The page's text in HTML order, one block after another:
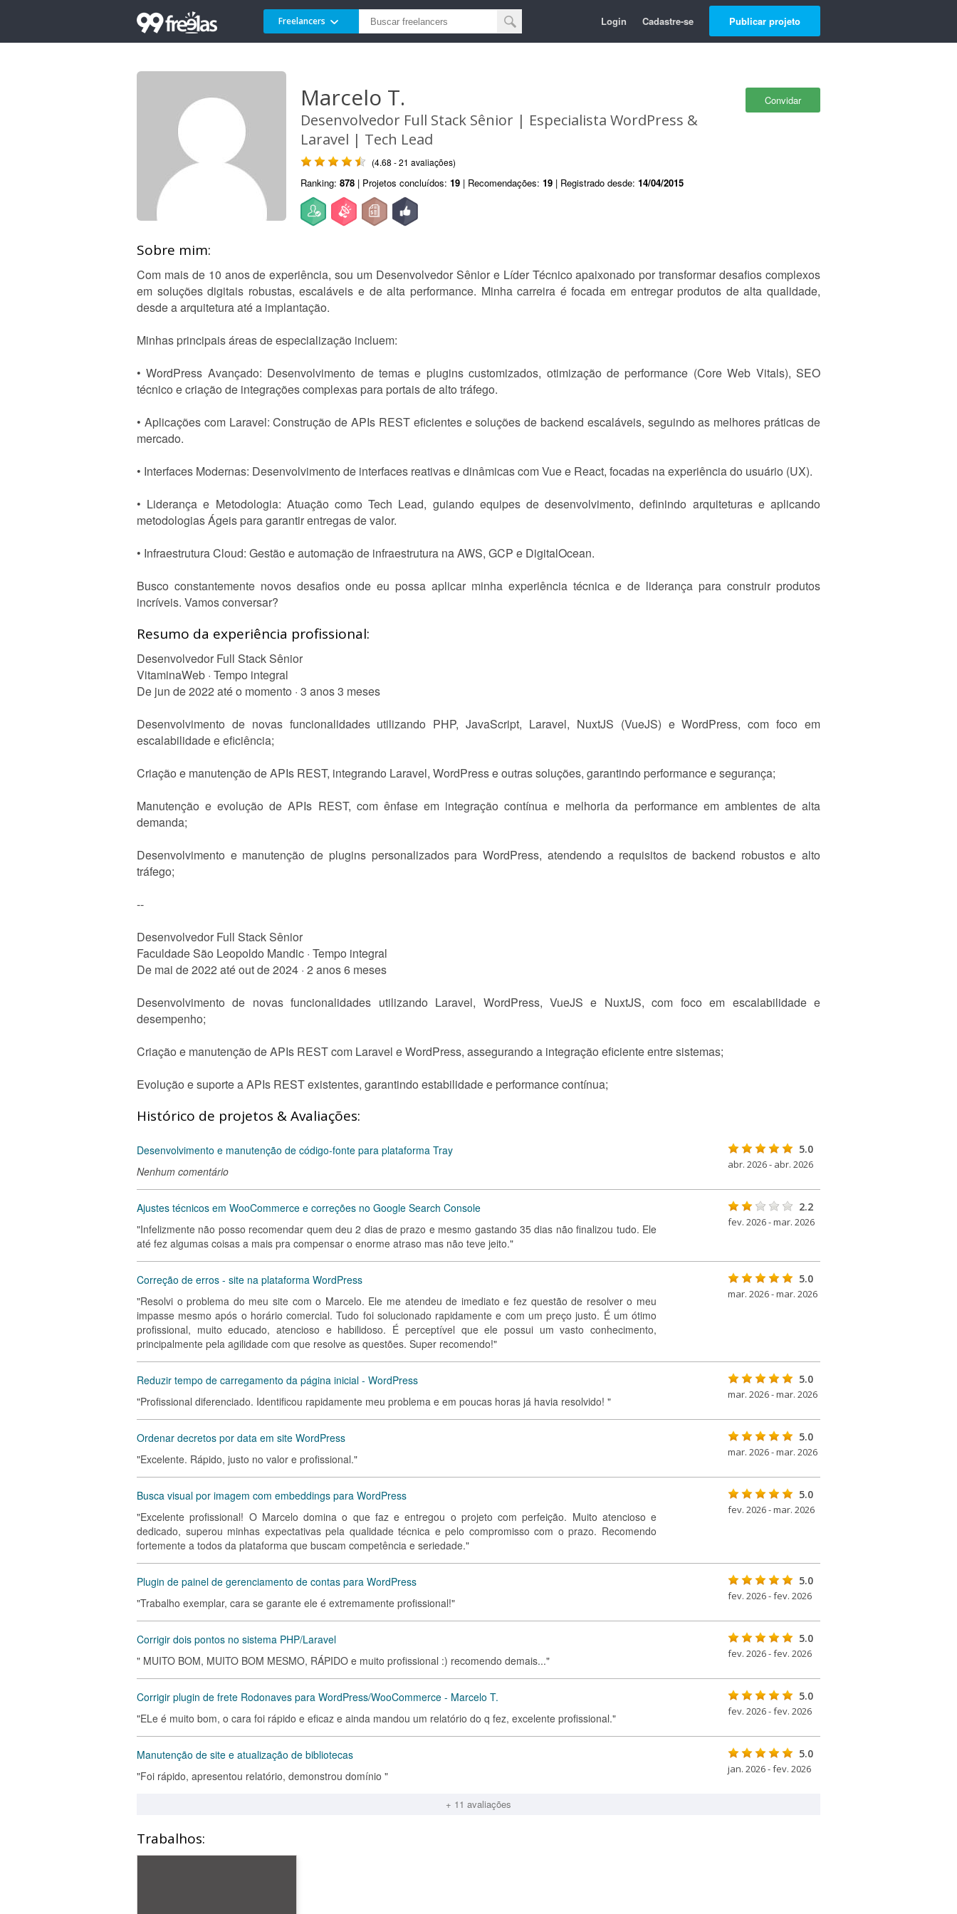
Freelancers Login Cadastre-se Publicar projeto
Convidar
Marcelo T.
Desenvolvedor Full Stack Sênior | Especialista WordPress &
Laravel | Tech Lead
(4.68 - 21 avaliações)
Ranking: 878 | Projetos concluídos: 19 | Recomendações: 19 | Registrado desde: 14/04/2015
Sobre mim:
Com mais de 10 anos de experiência, sou um Desenvolvedor Sênior e Líder Técnico apaixonado por transformar desafios complexos
em soluções digitais robustas, escaláveis e de alta performance. Minha carreira é focada em entregar produtos de alta qualidade,
desde a arquitetura até a implantação.
Minhas principais áreas de especialização incluem:
• WordPress Avançado: Desenvolvimento de temas e plugins customizados, otimização de performance (Core Web Vitals), SEO
técnico e criação de integrações complexas para portais de alto tráfego.
• Aplicações com Laravel: Construção de APIs REST eficientes e soluções de backend escaláveis, seguindo as melhores práticas de
mercado.
• Interfaces Modernas: Desenvolvimento de interfaces reativas e dinâmicas com Vue e React, focadas na experiência do usuário (UX).
• Liderança e Metodologia: Atuação como Tech Lead, guiando equipes de desenvolvimento, definindo arquiteturas e aplicando
metodologias Ágeis para garantir entregas de valor.
• Infraestrutura Cloud: Gestão e automação de infraestrutura na AWS, GCP e DigitalOcean.
Busco constantemente novos desafios onde eu possa aplicar minha experiência técnica e de liderança para construir produtos
incríveis. Vamos conversar?
Resumo da experiência profissional:
Desenvolvedor Full Stack Sênior
VitaminaWeb · Tempo integral
De jun de 2022 até o momento · 3 anos 3 meses
Desenvolvimento de novas funcionalidades utilizando PHP, JavaScript, Laravel, NuxtJS (VueJS) e WordPress, com foco em
escalabilidade e eficiência;
Criação e manutenção de APIs REST, integrando Laravel, WordPress e outras soluções, garantindo performance e segurança;
Manutenção e evolução de APIs REST, com ênfase em integração contínua e melhoria da performance em ambientes de alta
demanda;
Desenvolvimento e manutenção de plugins personalizados para WordPress, atendendo a requisitos de backend robustos e alto
tráfego;
--
Desenvolvedor Full Stack Sênior
Faculdade São Leopoldo Mandic · Tempo integral
De mai de 2022 até out de 2024 · 2 anos 6 meses
Desenvolvimento de novas funcionalidades utilizando Laravel, WordPress, VueJS e NuxtJS, com foco em escalabilidade e
desempenho;
Criação e manutenção de APIs REST com Laravel e WordPress, assegurando a integração eficiente entre sistemas;
Evolução e suporte a APIs REST existentes, garantindo estabilidade e performance contínua;
Histórico de projetos & Avaliações:
Desenvolvimento e manutenção de código-fonte para plataforma Tray
Nenhum comentário
5.0
abr. 2026 - abr. 2026
Ajustes técnicos em WooCommerce e correções no Google Search Console
"Infelizmente não posso recomendar quem deu 2 dias de prazo e mesmo gastando 35 dias não finalizou tudo. Ele
até fez algumas coisas a mais pra compensar o enorme atraso mas não teve jeito."
2.2
fev. 2026 - mar. 2026
Correção de erros - site na plataforma WordPress
"Resolvi o problema do meu site com o Marcelo. Ele me atendeu de imediato e fez questão de resolver o meu
impasse mesmo após o horário comercial. Tudo foi solucionado rapidamente e com um preço justo. É um ótimo
profissional, muito educado, atencioso e habilidoso. É perceptível que ele possui um vasto conhecimento,
principalmente pela agilidade com que resolve as questões. Super recomendo!"
5.0
mar. 2026 - mar. 2026
Reduzir tempo de carregamento da página inicial - WordPress
"Profissional diferenciado. Identificou rapidamente meu problema e em poucas horas já havia resolvido! "
5.0
mar. 2026 - mar. 2026
Ordenar decretos por data em site WordPress
"Excelente. Rápido, justo no valor e profissional."
5.0
mar. 2026 - mar. 2026
Busca visual por imagem com embeddings para WordPress
"Excelente profissional! O Marcelo domina o que faz e entregou o projeto com perfeição. Muito atencioso e
dedicado, superou minhas expectativas pela qualidade técnica e pelo compromisso com o prazo. Recomendo
fortemente a todos da plataforma que buscam competência e seriedade."
5.0
fev. 2026 - mar. 2026
Plugin de painel de gerenciamento de contas para WordPress
"Trabalho exemplar, cara se garante ele é extremamente profissional!"
5.0
fev. 2026 - fev. 2026
Corrigir dois pontos no sistema PHP/Laravel
" MUITO BOM, MUITO BOM MESMO, RÁPIDO e muito profissional :) recomendo demais..."
5.0
fev. 2026 - fev. 2026
Corrigir plugin de frete Rodonaves para WordPress/WooCommerce - Marcelo T.
"ELe é muito bom, o cara foi rápido e eficaz e ainda mandou um relatório do q fez, excelente profissional."
5.0
fev. 2026 - fev. 2026
Manutenção de site e atualização de bibliotecas
"Foi rápido, apresentou relatório, demonstrou domínio "
5.0
jan. 2026 - fev. 2026
+ 11 avaliações
Trabalhos: